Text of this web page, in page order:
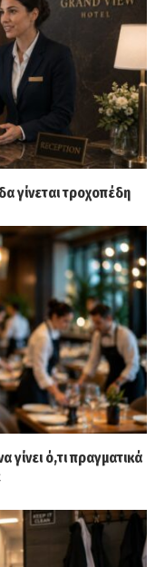
γίνεται τροχοπέδη
ό,τι πραγματικά